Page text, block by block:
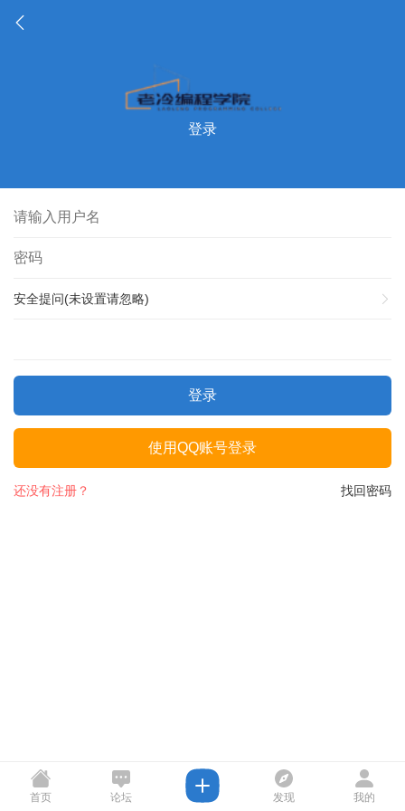
登录
安全提问(未设置请忽略)
登录
使用QQ账号登录
找回密码
还没有注册？
首页 论坛 发现 我的